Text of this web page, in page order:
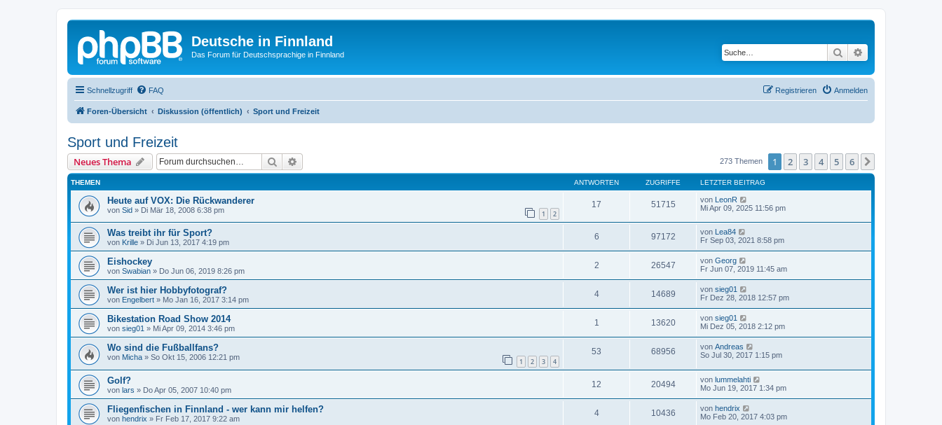
Deutsche in Finnland
Das Forum für Deutschsprachige in Finnland Suche
Schnellzugriff FAQ Anmelden
Registrieren
Foren-Übersicht Diskussion (öffentlich) Sport und Freizeit
Sport und Freizeit
Neues Thema Suche 273 Themen 1 2 3 4 5 6
THEMEN ANTWORTEN ZUGRIFFE LETZTER BEITRAG
Heute auf VOX: Die Rückwanderer
von Sid » Di Mär 18, 2008 6:38 pm 1 2
17 51715 von LeonR
Mi Apr 09, 2025 11:56 pm
Was treibt ihr für Sport?
von Krille » Di Jun 13, 2017 4:19 pm
6 97172 von Lea84
Fr Sep 03, 2021 8:58 pm
Eishockey
von Swabian » Do Jun 06, 2019 8:26 pm
2 26547 von Georg
Fr Jun 07, 2019 11:45 am
Wer ist hier Hobbyfotograf?
von Engelbert » Mo Jan 16, 2017 3:14 pm
4 14689 von sieg01
Fr Dez 28, 2018 12:57 pm
Bikestation Road Show 2014
von sieg01 » Mi Apr 09, 2014 3:46 pm
1 13620 von sieg01
Mi Dez 05, 2018 2:12 pm
Wo sind die Fußballfans?
von Micha » So Okt 15, 2006 12:21 pm 1 2 3 4
53 68956 von Andreas
So Jul 30, 2017 1:15 pm
Golf?
von lars » Do Apr 05, 2007 10:40 pm
12 20494 von lummelahti
Mo Jun 19, 2017 1:34 pm
Fliegenfischen in Finnland - wer kann mir helfen?
von hendrix » Fr Feb 17, 2017 9:22 am
4 10436 von hendrix
Mo Feb 20, 2017 4:03 pm